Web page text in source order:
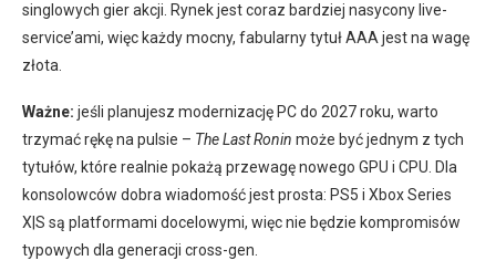
singlowych gier akcji. Rynek jest coraz bardziej nasycony live-
service’ami, więc każdy mocny, fabularny tytuł AAA jest na wagę
złota.
Ważne: jeśli planujesz modernizację PC do 2027 roku, warto
trzymać rękę na pulsie – The Last Ronin może być jednym z tych
tytułów, które realnie pokażą przewagę nowego GPU i CPU. Dla
konsolowców dobra wiadomość jest prosta: PS5 i Xbox Series
X|S są platformami docelowymi, więc nie będzie kompromisów
typowych dla generacji cross-gen.